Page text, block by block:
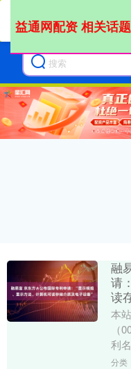
益通网配资 相关话题
融
请
读
本
（
利
存
分类